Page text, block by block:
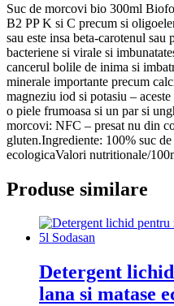
Suc de morcovi bio 300ml
B2 PP K si C precum si
sau este insa beta-carotenul
bacteriene si virale si
cancerul bolile de inima si
minerale importante precum
magneziu iod si potasiu –
o piele frumoasa si un par si
morcovi: NFC – presat nu din
gluten.Ingrediente: 100% suc
ecologicaValori nutritionale/
Produse similare
Detergent
lana si matase